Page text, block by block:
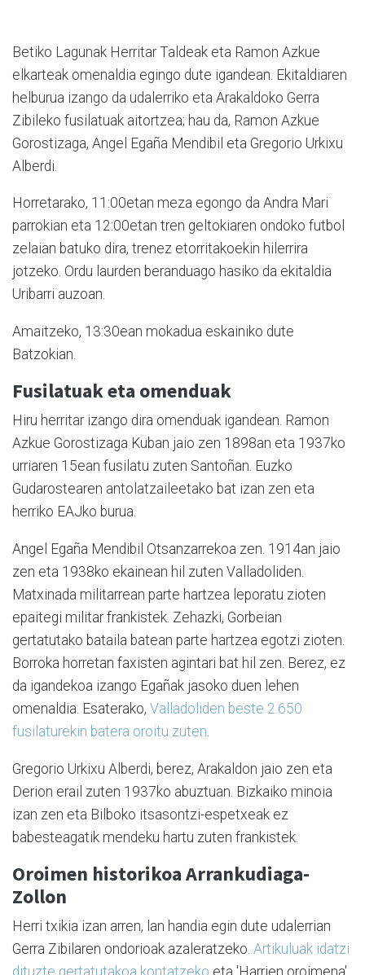
Betiko Lagunak Herritar Taldeak eta Ramon Azkue
elkarteak omenaldia egingo dute igandean. Ekitaldiaren
helburua izango da udalerriko eta Arakaldoko Gerra
Zibileko fusilatuak aitortzea; hau da, Ramon Azkue
Gorostizaga, Angel Egaña Mendibil eta Gregorio Urkixu
Alberdi.
Horretarako, 11:00etan meza egongo da Andra Mari
parrokian eta 12:00etan tren geltokiaren ondoko futbol
zelaian batuko dira, trenez etorritakoekin hilerrira
jotzeko. Ordu laurden beranduago hasiko da ekitaldia
Uribarri auzoan.
Amaitzeko, 13:30ean mokadua eskainiko dute
Batzokian.
Fusilatuak eta omenduak
Hiru herritar izango dira omenduak igandean. Ramon
Azkue Gorostizaga Kuban jaio zen 1898an eta 1937ko
urriaren 15ean fusilatu zuten Santoñan. Euzko
Gudarostearen antolatzaileetako bat izan zen eta
herriko EAJko burua.
Angel Egaña Mendibil Otsanzarrekoa zen. 1914an jaio
zen eta 1938ko ekainean hil zuten Valladoliden.
Matxinada militarrean parte hartzea leporatu zioten
epaitegi militar frankistek. Zehazki, Gorbeian
gertatutako bataila batean parte hartzea egotzi zioten.
Borroka horretan faxisten agintari bat hil zen. Berez, ez
da igandekoa izango Egañak jasoko duen lehen
omenaldia. Esaterako, Valladoliden beste 2.650
fusilaturekin batera oroitu zuten.
Gregorio Urkixu Alberdi, berez, Arakaldon jaio zen eta
Derion erail zuten 1937ko abuztuan. Bizkaiko minoia
izan zen eta Bilboko itsasontzi-espetxeak ez
babesteagatik mendeku hartu zuten frankistek.
Oroimen historikoa Arrankudiaga-
Zollon
Herri txikia izan arren, lan handia egin dute udalerrian
Gerra Zibilaren ondorioak azaleratzeko. Artikuluak idatzi